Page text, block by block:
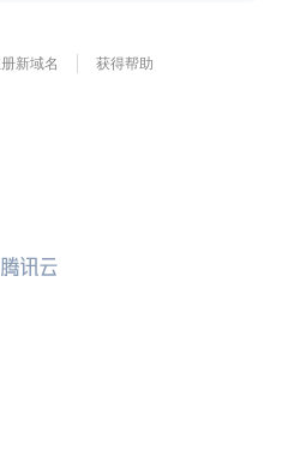
新域名 获得帮助